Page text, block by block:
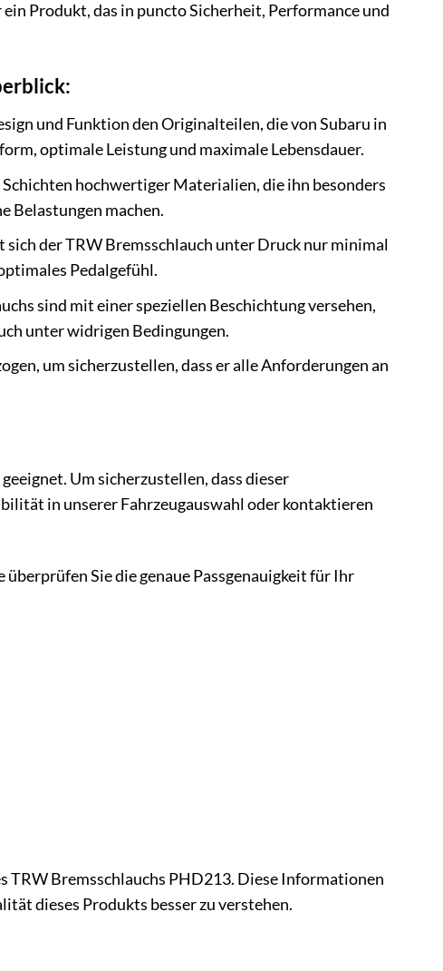
Produkt, das in puncto Sicherheit, Performance und
und Funktion den Originalteilen, die von Subaru in
optimale Leistung und maximale Lebensdauer.
hochwertiger Materialien, die ihn besonders
Belastungen machen.
der TRW Bremsschlauch unter Druck nur minimal
Pedalgefühl.
sind mit einer speziellen Beschichtung versehen,
unter widrigen Bedingungen.
um sicherzustellen, dass er alle Anforderungen an
Um sicherzustellen, dass dieser
in unserer Fahrzeugauswahl oder kontaktieren
Sie die genaue Passgenauigkeit für Ihr
TRW Bremsschlauchs PHD213. Diese Informationen
dieses Produkts besser zu verstehen.